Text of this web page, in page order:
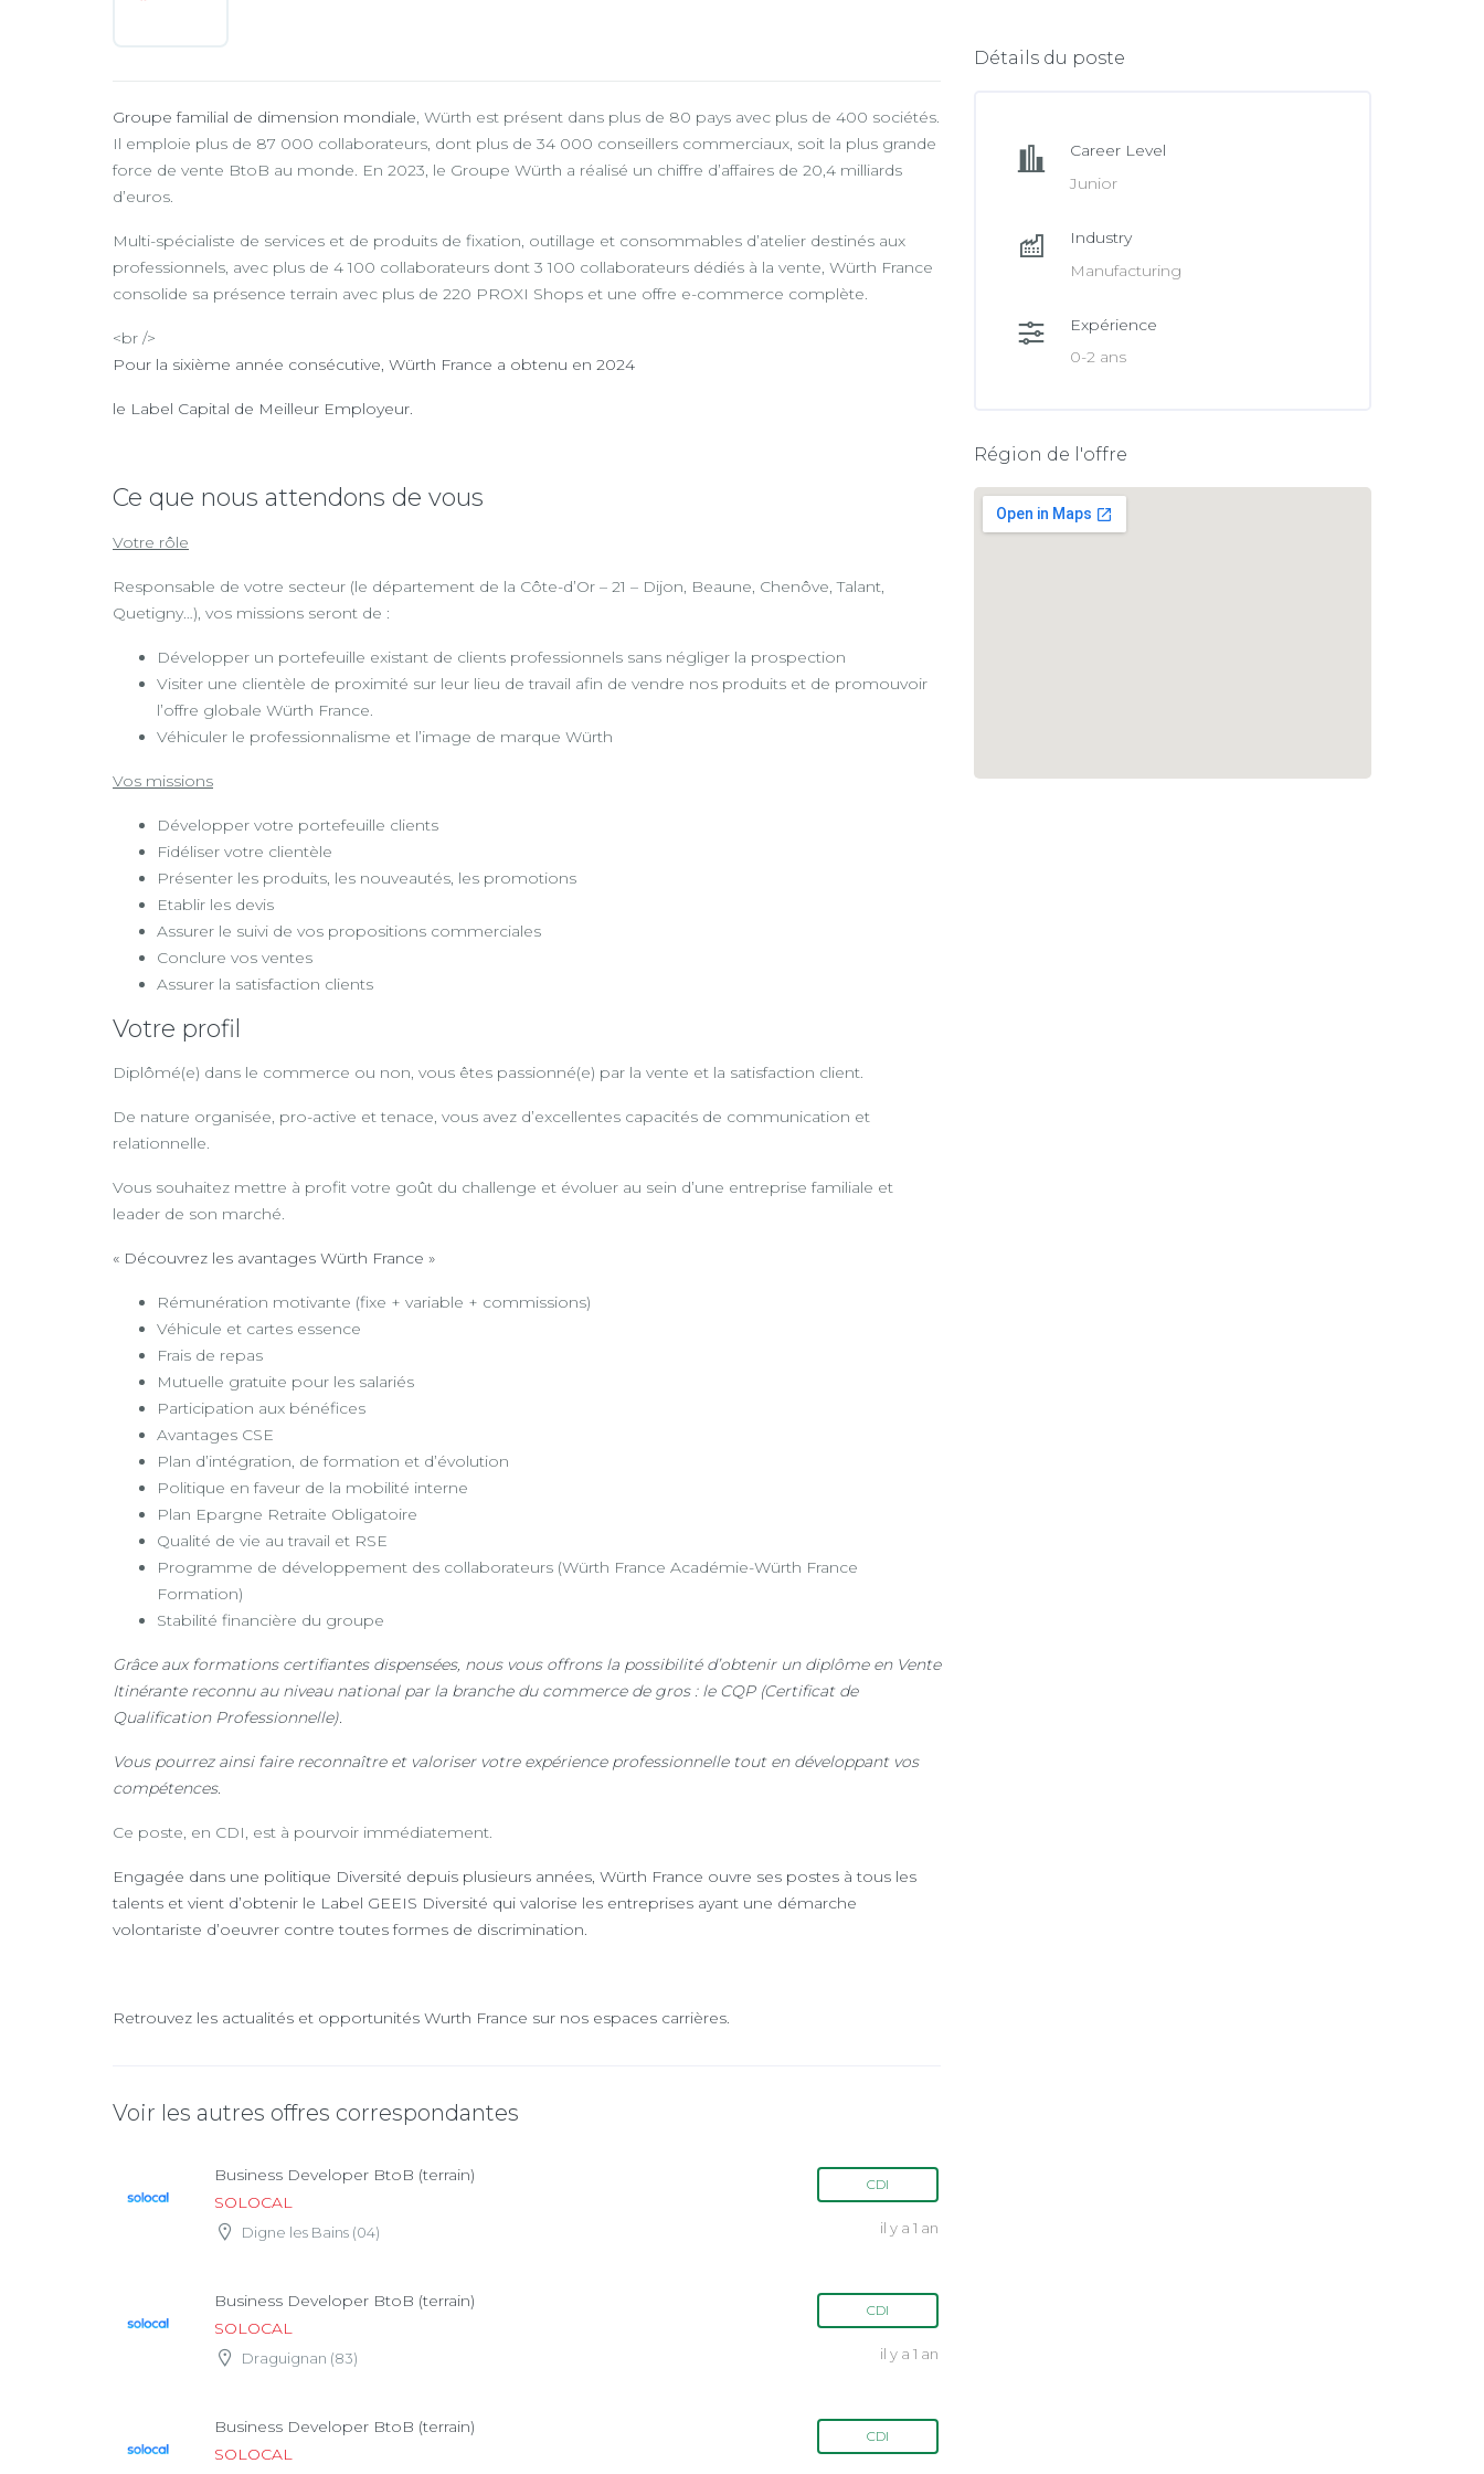
Groupe familial de dimension mondiale, Würth est présent dans plus de 80 pays avec plus de 400 sociétés.
Il emploie plus de 87 000 collaborateurs, dont plus de 34 000 conseillers commerciaux, soit la plus grande
force de vente BtoB au monde. En 2023, le Groupe Würth a réalisé un chiffre d’affaires de 20,4 milliards
d’euros.
Multi-spécialiste de services et de produits de fixation, outillage et consommables d’atelier destinés aux
professionnels, avec plus de 4 100 collaborateurs dont 3 100 collaborateurs dédiés à la vente, Würth France
consolide sa présence terrain avec plus de 220 PROXI Shops et une offre e-commerce complète.
<br />
Pour la sixième année consécutive, Würth France a obtenu en 2024
le Label Capital de Meilleur Employeur.
Ce que nous attendons de vous
Votre rôle
Responsable de votre secteur (le département de la Côte-d’Or – 21 – Dijon, Beaune, Chenôve, Talant,
Quetigny…), vos missions seront de :
Développer un portefeuille existant de clients professionnels sans négliger la prospection
Visiter une clientèle de proximité sur leur lieu de travail afin de vendre nos produits et de promouvoir
l’offre globale Würth France.
Véhiculer le professionnalisme et l’image de marque Würth
Vos missions
Développer votre portefeuille clients
Fidéliser votre clientèle
Présenter les produits, les nouveautés, les promotions
Etablir les devis
Assurer le suivi de vos propositions commerciales
Conclure vos ventes
Assurer la satisfaction clients
Votre profil
Diplômé(e) dans le commerce ou non, vous êtes passionné(e) par la vente et la satisfaction client.
De nature organisée, pro-active et tenace, vous avez d’excellentes capacités de communication et
relationnelle.
Vous souhaitez mettre à profit votre goût du challenge et évoluer au sein d’une entreprise familiale et
leader de son marché.
« Découvrez les avantages Würth France »
Rémunération motivante (fixe + variable + commissions)
Véhicule et cartes essence
Frais de repas
Mutuelle gratuite pour les salariés
Participation aux bénéfices
Avantages CSE
Plan d’intégration, de formation et d’évolution
Politique en faveur de la mobilité interne
Plan Epargne Retraite Obligatoire
Qualité de vie au travail et RSE
Programme de développement des collaborateurs (Würth France Académie-Würth France
Formation)
Stabilité financière du groupe
Grâce aux formations certifiantes dispensées, nous vous offrons la possibilité d’obtenir un diplôme en Vente
Itinérante reconnu au niveau national par la branche du commerce de gros : le CQP (Certificat de
Qualification Professionnelle).
Vous pourrez ainsi faire reconnaître et valoriser votre expérience professionnelle tout en développant vos
compétences.
Ce poste, en CDI, est à pourvoir immédiatement.
Engagée dans une politique Diversité depuis plusieurs années, Würth France ouvre ses postes à tous les
talents et vient d’obtenir le Label GEEIS Diversité qui valorise les entreprises ayant une démarche
volontariste d’oeuvrer contre toutes formes de discrimination.
Retrouvez les actualités et opportunités Wurth France sur nos espaces carrières.
Voir les autres offres correspondantes
Business Developer BtoB (terrain)
SOLOCAL
Digne les Bains (04)
CDI
il y a 1 an
Business Developer BtoB (terrain)
SOLOCAL
Draguignan (83)
CDI
il y a 1 an
Business Developer BtoB (terrain)
SOLOCAL
CDI
Détails du poste
Career Level
Junior
Industry
Manufacturing
Expérience
0-2 ans
Région de l'offre